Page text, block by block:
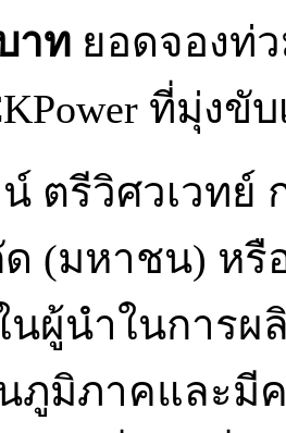
าท ยอดจองท่
ที่มุ่ง
ตรีวิศวเวทย์
ด (มหาชน) หรื
นผู้นำในการ
ภูมิภาคและมี